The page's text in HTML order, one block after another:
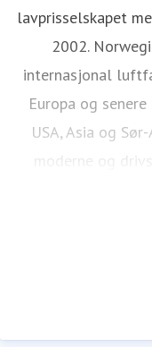
lavprisselskapet
2002.
internasjonal
Europa og
USA, Asia og
moderne og
Boeing 787
signerte FNs